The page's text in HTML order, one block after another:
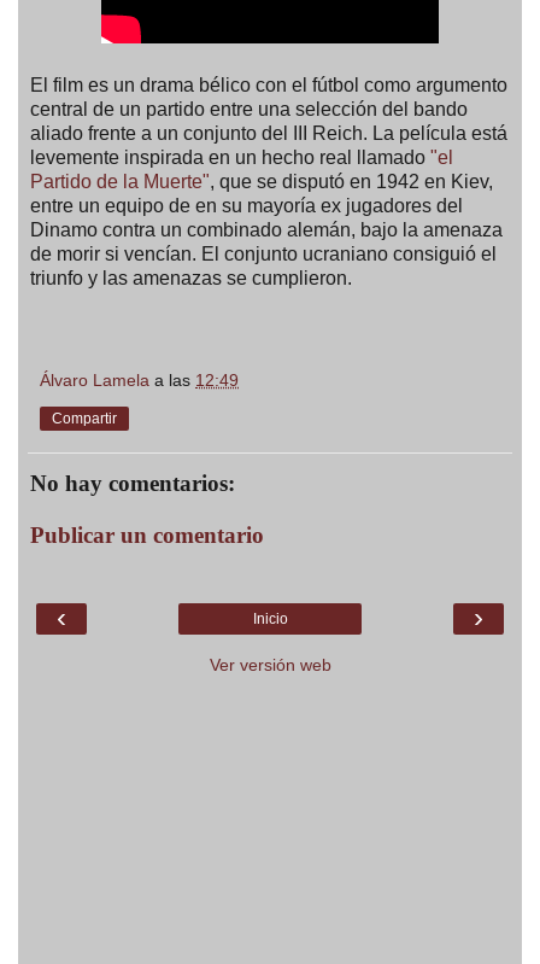
El film es un drama bélico con el fútbol como argumento
central de un partido entre una selección del bando
aliado frente a un conjunto del III Reich. La película está
levemente inspirada en un hecho real llamado "el
Partido de la Muerte", que se disputó en 1942 en Kiev,
entre un equipo de en su mayoría ex jugadores del
Dinamo contra un combinado alemán, bajo la amenaza
de morir si vencían. El conjunto ucraniano consiguió el
triunfo y las amenazas se cumplieron.
Álvaro Lamela a las 12:49
Compartir
No hay comentarios:
Publicar un comentario
‹ ›
Inicio
Ver versión web